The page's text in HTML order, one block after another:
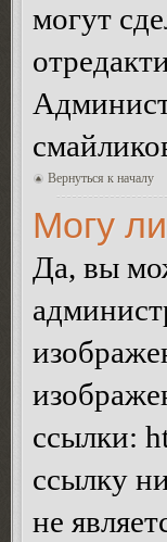
могут
Вернуться к началу
Могу
Да, вы
ссылки:
ссылку
не